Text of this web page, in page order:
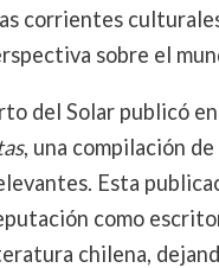
corrientes
sobre el
del Solar publicó en
, una compilación de
Esta
como
chilena,